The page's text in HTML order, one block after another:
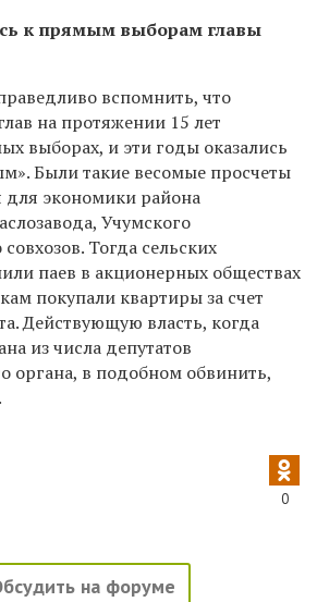
к прямым выборам главы
вспомнить, что
на протяжении 15 лет
выборах, и эти годы оказались
Были такие весомые просчеты
для экономики района
Учумского
Тогда сельских
паев в акционерных обществах
покупали квартиры за счет
Действующую власть, когда
из числа депутатов
органа, в подобном обвинить,
0
на форуме